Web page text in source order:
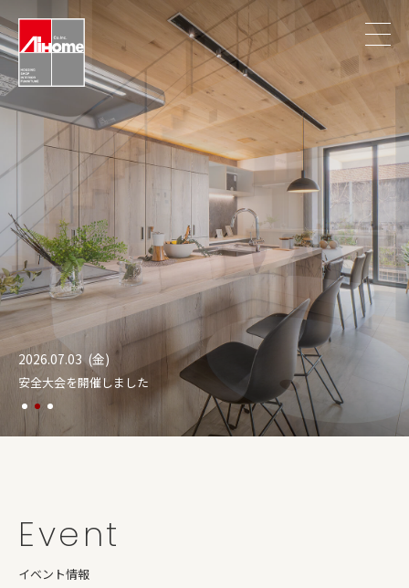
2026.07.03 (金)
安全大会を開催しました
2026.05.02 (土)
ゴールデンウィーク
Event
イベント情報